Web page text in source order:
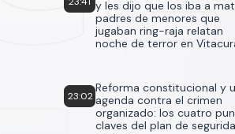
y les dijo que los iba a
padres de menores que
jugaban ring-raja relatan
noche de terror en
23:02
Reforma constitucional y
agenda contra el crimen
organizado: los cuatro
claves del plan de